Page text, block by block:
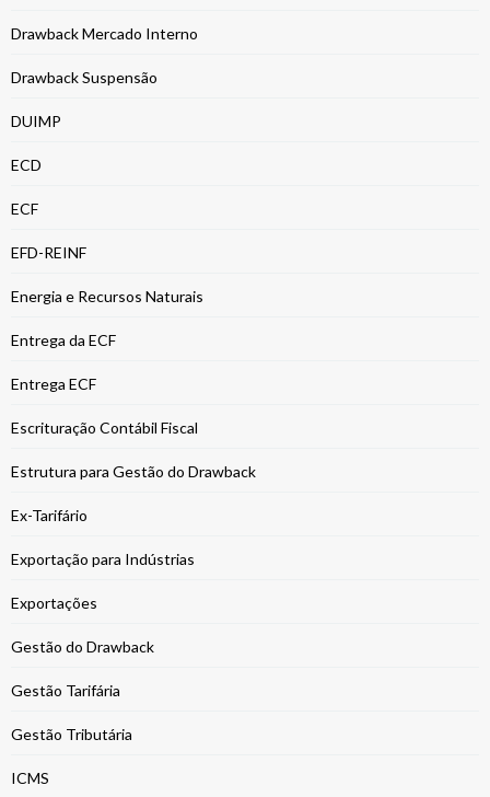
Drawback Mercado Interno
Drawback Suspensão
DUIMP
ECD
ECF
EFD-REINF
Energia e Recursos Naturais
Entrega da ECF
Entrega ECF
Escrituração Contábil Fiscal
Estrutura para Gestão do Drawback
Ex-Tarifário
Exportação para Indústrias
Exportações
Gestão do Drawback
Gestão Tarifária
Gestão Tributária
ICMS